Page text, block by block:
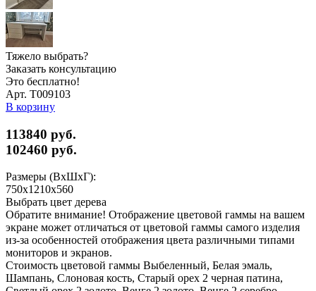
Тяжело выбрать?
Заказать консультацию
Это бесплатно!
Арт. Т009103
В корзину
113840 руб.
102460 руб.
Размеры (ВхШхГ):
750x1210x560
Выбрать цвет дерева
Обратите внимание! Отображение цветовой гаммы на вашем
экране может отличаться от цветовой гаммы самого изделия
из-за особенностей отображения цвета различными типами
мониторов и экранов.
Стоимость цветовой гаммы Выбеленный, Белая эмаль,
Шампань, Слоновая кость, Старый орех 2 черная патина,